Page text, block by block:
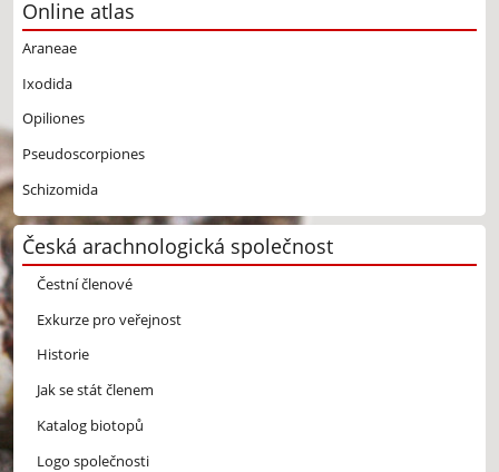
Online atlas
Araneae
Ixodida
Opiliones
Pseudoscorpiones
Schizomida
Česká arachnologická společnost
Čestní členové
Exkurze pro veřejnost
Historie
Jak se stát členem
Katalog biotopů
Logo společnosti